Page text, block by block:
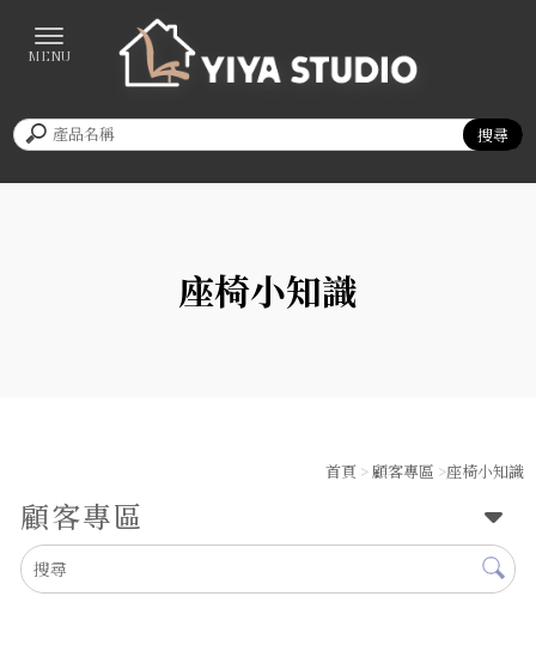
座椅小知識
首頁 >顧客專區 >座椅小知識
顧客專區